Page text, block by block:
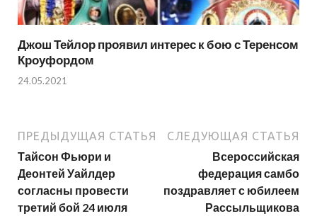
Джош Тейлор проявил интерес к бою с Теренсом
Кроуфордом
24.05.2021
ПРЕДЫДУЩАЯ СТАТЬЯ
Тайсон Фьюри и
Деонтей Уайлдер
согласны провести
третий бой 24 июля
СЛЕДУЮЩАЯ СТАТЬЯ
Всероссийская
федерация самбо
поздравляет с юбилеем
Рассыльщикова